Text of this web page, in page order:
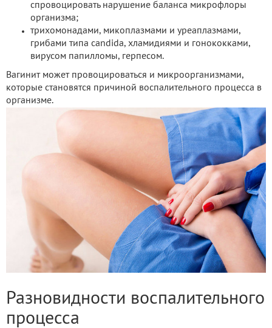
спровоцировать нарушение баланса микрофлоры
организма;
трихомонадами, микоплазмами и уреаплазмами,
грибами типа candida, хламидиями и гонококками,
вирусом папилломы, герпесом.
Вагинит может провоцироваться и микроорганизмами,
которые становятся причиной воспалительного процесса в
организме.
Разновидности воспалительного
процесса